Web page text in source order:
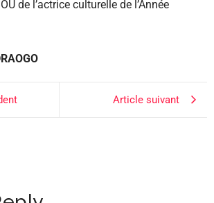
de l’actrice culturelle de l’Année
Article suivant